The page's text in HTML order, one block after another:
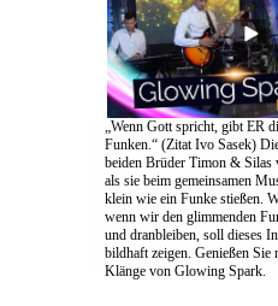
„Wenn Gott spricht, gibt ER
Funken.“ (Zitat Ivo Sasek)
beiden Brüder Timon & Silas
als sie beim gemeinsamen
klein wie ein Funke stießen.
wenn wir den glimmenden
und dranbleiben, soll dieses
bildhaft zeigen. Genießen Sie
Klänge von Glowing Spark.